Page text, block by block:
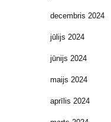
decembris 2024
jūlijs 2024
jūnijs 2024
maijs 2024
aprīlis 2024